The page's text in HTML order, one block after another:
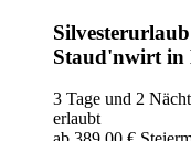
Staud'nwirt in
3 Tage und 2
erlaubt